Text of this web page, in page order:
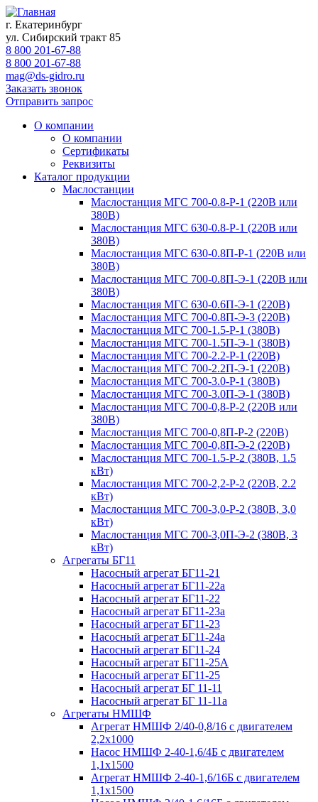
г. Екатеринбург
ул. Сибирский тракт 85
8 800 201-67-88
8 800 201-67-88
mag@ds-gidro.ru
Заказать звонок
Отправить запрос
О компании
О компании
Сертификаты
Реквизиты
Каталог продукции
Маслостанции
Маслостанция МГС 700-0.8-Р-1 (220В или
380В)
Маслостанция МГС 630-0.8-Р-1 (220В или
380В)
Маслостанция МГС 630-0.8П-Р-1 (220В или
380В)
Маслостанция МГС 700-0.8П-Э-1 (220В или
380В)
Маслостанция МГС 630-0.6П-Э-1 (220В)
Маслостанция МГС 700-0.8П-Э-3 (220В)
Маслостанция МГС 700-1.5-Р-1 (380В)
Маслостанция МГС 700-1.5П-Э-1 (380В)
Маслостанция МГС 700-2.2-Р-1 (220В)
Маслостанция МГС 700-2.2П-Э-1 (220В)
Маслостанция МГС 700-3.0-Р-1 (380В)
Маслостанция МГС 700-3.0П-Э-1 (380В)
Маслостанция МГС 700-0,8-Р-2 (220В или
380В)
Маслостанция МГС 700-0,8П-Р-2 (220В)
Маслостанция МГС 700-0,8П-Э-2 (220В)
Маслостанция МГС 700-1.5-Р-2 (380В, 1.5
кВт)
Маслостанция МГС 700-2,2-Р-2 (220В, 2.2
кВт)
Маслостанция МГС 700-3,0-Р-2 (380В, 3,0
кВт)
Маслостанция МГС 700-3,0П-Э-2 (380В, 3
кВт)
Агрегаты БГ11
Насосный агрегат БГ11-21
Насосный агрегат БГ11-22а
Насосный агрегат БГ11-22
Насосный агрегат БГ11-23а
Насосный агрегат БГ11-23
Насосный агрегат БГ11-24а
Насосный агрегат БГ11-24
Насосный агрегат БГ11-25А
Насосный агрегат БГ11-25
Насосный агрегат БГ 11-11
Насосный агрегат БГ 11-11а
Агрегаты НМШФ
Агрегат НМШФ 2/40-0,8/16 с двигателем
2,2х1000
Насос НМШФ 2-40-1,6/4Б с двигателем
1,1х1500
Агрегат НМШФ 2-40-1,6/16Б с двигателем
1,1х1500